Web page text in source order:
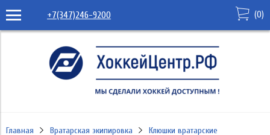
+7(347)246-9200 (0)
Главная Вратарская экипировка
Клюшки вратарские